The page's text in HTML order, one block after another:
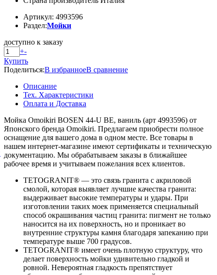
Артикул: 4993596
Раздел:Мойки
доступно к заказу
+-
Купить
Поделиться:В избранноеВ сравнение
Описание
Тех. Характеристики
Оплата и Доставка
Мойка Omoikiri BOSEN 44-U BE, ваниль (арт 4993596) от
Японского бренда Omoikiri. Предлагаем приобрести полное
оснащение для вашего дома в одном месте. Все товары в
нашем интернет-магазине имеют сертификаты и техническую
документацию. Мы обрабатываем заказы в ближайшее
рабочее время и учитываем пожелания всех клиентов.
TETOGRANIT® — это связь гранита с акриловой
смолой, которая выявляет лучшие качества гранита:
выдерживает высокие температуры и удары. При
изготовлении таких моек применяется специальный
способ окрашивания частиц гранита: пигмент не только
наносится на их поверхность, но и проникает во
внутренние структуры камня благодаря запеканию при
температуре выше 700 градусов.
TETOGRANIT® имеет очень плотную структуру, что
делает поверхность мойки удивительно гладкой и
ровной. Невероятная гладкость препятствует